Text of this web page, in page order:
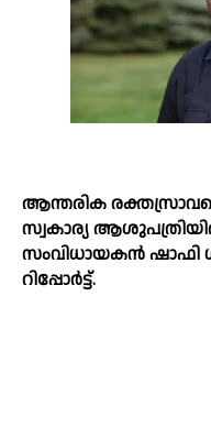
ആന്തരിക
സ്വകാര്യ
സംവിധായകന്‍ ഷാഫി
റിപ്പോര്‍ട്ട്.